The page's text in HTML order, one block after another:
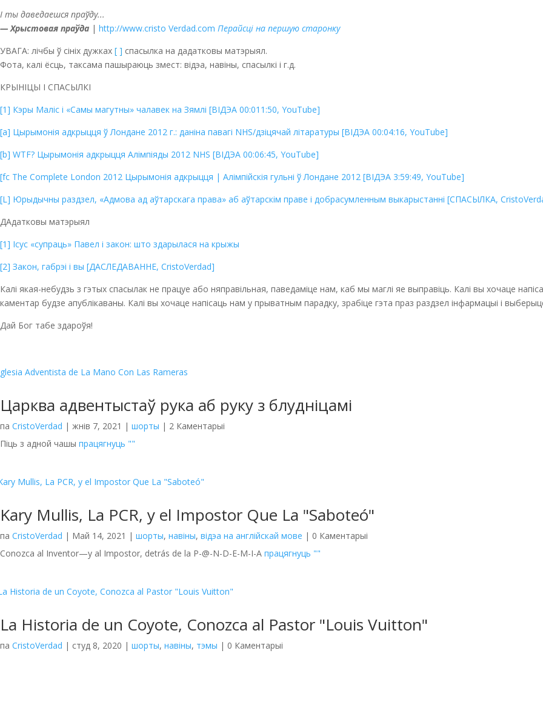
І ты даведаешся праўду...
— Хрыстовая праўда | http://www.cristo Verdad.com Перайсці на першую старонку
УВАГА: лічбы ў сініх дужках [ ] спасылка на дадатковы матэрыял.
Фота, калі ёсць, таксама пашыраюць змест: відэа, навіны, спасылкі і г.д.
КРЫНІЦЫ І СПАСЫЛКІ
[1] Кэры Маліс і «Самы магутны» чалавек на Зямлі [ВІДЭА 00:011:50, YouTube]
[a] Цырымонія адкрыцця ў Лондане 2012 г.: даніна павагі NHS/дзіцячай літаратуры [ВІДЭА 00:04:16, YouTube]
[b] WTF? Цырымонія адкрыцця Алімпіяды 2012 NHS [ВІДЭА 00:06:45, YouTube]
[fc The Complete London 2012 Цырымонія адкрыцця | Алімпійскія гульні ў Лондане 2012 [ВІДЭА 3:59:49, YouTube]
[L] Юрыдычны раздзел, «Адмова ад аўтарскага права» аб аўтарскім праве і добрасумленным выкарыстанні [СПАСЫЛКА,
ДАдатковы матэрыял
[1] Ісус «супраць» Павел і закон: што здарылася на крыжы
[2] Закон, габрэі і вы [ДАСЛЕДАВАННЕ, CristoVerdad]
Калі якая-небудзь з гэтых спасылак не працуе або няправільная, паведаміце нам, каб мы маглі яе выправіць. Калі вы хочаце
каментар будзе апублікаваны. Калі вы хочаце напісаць нам у прыватным парадку, зрабіце гэта праз раздзел інфармацыі і
Дай Бог табе здароўя!
Царква адвентыстаў рука аб руку з блудніцамі
па CristoVerdad | жнів 7, 2021 | шорты | 2 Каментарыі
Піць з адной чашы працягнуць ""
Kary Mullis, La PCR, y el Impostor Que La "Saboteó"
па CristoVerdad | Май 14, 2021 | шорты, навіны, відэа на англійскай мове | 0 Каментарыі
Conozca al Inventor—y al Impostor, detrás de la P-@-N-D-E-M-I-A працягнуць ""
La Historia de un Coyote, Conozca al Pastor "Louis Vuitton"
па CristoVerdad | студ 8, 2020 | шорты, навіны, тэмы | 0 Каментарыі